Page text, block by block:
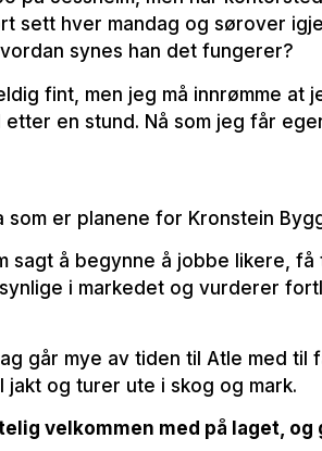
sett hver mandag og sørover
synes han det fungerer?
fint, men jeg må innrømme at
en stund. Nå som jeg får
som er planene for Kronstein
sagt å begynne å jobbe likere,
i markedet og vurderer
går mye av tiden til Atle med
jakt og turer ute i skog og mark.
velkommen med på laget,